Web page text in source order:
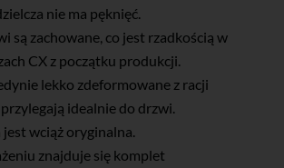
nie ma pęknięć.
są zachowane, co jest rzadkością w
CX z początku produkcji.
lekko zdeformowane z racji
idealnie do drzwi.
wciąż oryginalna.
znajduje się komplet